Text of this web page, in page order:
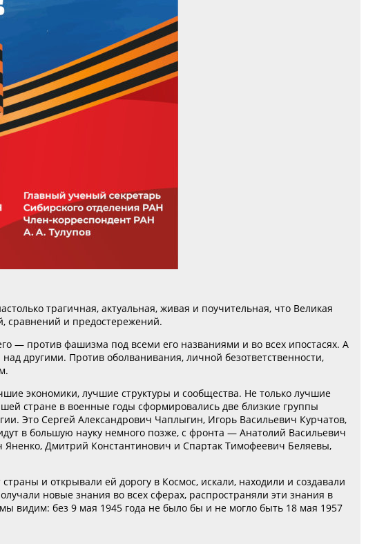
трагичная, актуальная, живая и поучительная, что Великая
сравнений и предостережений.
— против фашизма под всеми его названиями и во всех ипостасях. А
другими. Против оболванивания, личной безответственности,
экономики, лучшие структуры и сообщества. Не только лучшие
стране в военные годы сформировались две близкие группы
Это Сергей Александрович Чаплыгин, Игорь Васильевич Курчатов,
в большую науку немного позже, с фронта — Анатолий Васильевич
Дмитрий Константинович и Спартак Тимофеевич Беляевы,
и открывали ей дорогу в Космос, искали, находили и создавали
новые знания во всех сферах, распространяли эти знания в
видим: без 9 мая 1945 года не было бы и не могло быть 18 мая 1957